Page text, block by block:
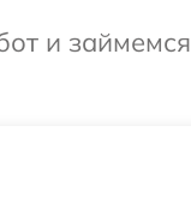
и займемся